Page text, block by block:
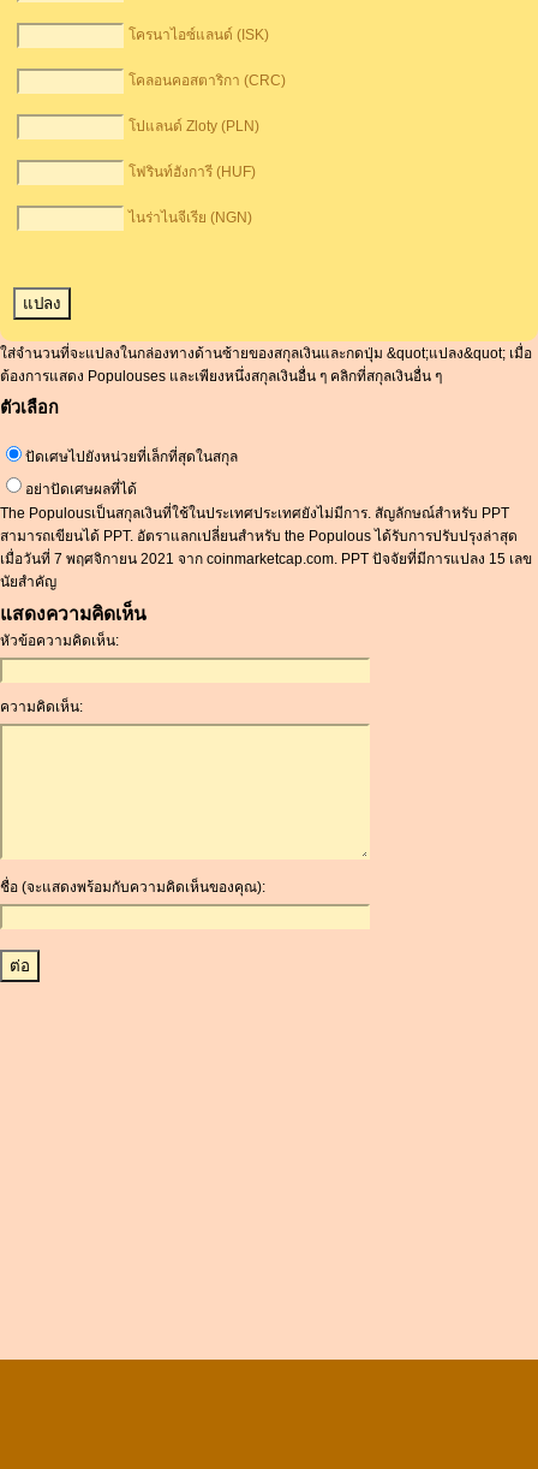
โครนาไอซ์แลนด์ (ISK)
โคลอนคอสตาริกา (CRC)
โปแลนด์ Zloty (PLN)
โฟรินท์ฮังการี (HUF)
ไนร่าไนจีเรีย (NGN)
ใส่จำนวนที่จะแปลงในกล่องทางด้านซ้ายของสกุลเงินและกดปุ่ม &quot;แปลง&quot; เมื่อ
ต้องการแสดง Populouses และเพียงหนึ่งสกุลเงินอื่น ๆ คลิกที่สกุลเงินอื่น ๆ
ตัวเลือก
ปัดเศษไปยังหน่วยที่เล็กที่สุดในสกุล
อย่าปัดเศษผลที่ได้
The Populousเป็นสกุลเงินที่ใช้ในประเทศประเทศยังไม่มีการ. สัญลักษณ์สำหรับ PPT
สามารถเขียนได้ PPT. อัตราแลกเปลี่ยนสำหรับ the Populous ได้รับการปรับปรุงล่าสุด
เมื่อวันที่ 7 พฤศจิกายน 2021 จาก coinmarketcap.com. PPT ปัจจัยที่มีการแปลง 15 เลข
นัยสำคัญ
แสดงความคิดเห็น
หัวข้อความคิดเห็น:
ความคิดเห็น:
ชื่อ (จะแสดงพร้อมกับความคิดเห็นของคุณ):